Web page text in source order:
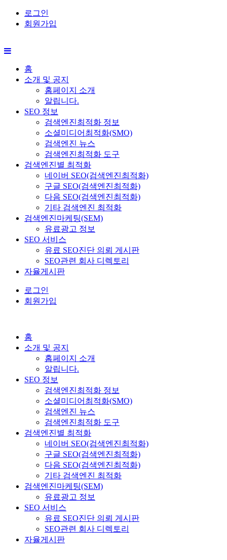
로그인
회원가입
홈
소개 및 공지
홈페이지 소개
알립니다.
SEO 정보
검색엔진최적화 정보
소셜미디어최적화(SMO)
검색엔진 뉴스
검색엔진최적화 도구
검색엔진별 최적화
네이버 SEO(검색엔진최적화)
구글 SEO(검색엔진최적화)
다음 SEO(검색엔진최적화)
기타 검색엔진 최적화
검색엔진마케팅(SEM)
유료광고 정보
SEO 서비스
유료 SEO진단 의뢰 게시판
SEO관련 회사 디렉토리
자율게시판
로그인
회원가입
홈
소개 및 공지
홈페이지 소개
알립니다.
SEO 정보
검색엔진최적화 정보
소셜미디어최적화(SMO)
검색엔진 뉴스
검색엔진최적화 도구
검색엔진별 최적화
네이버 SEO(검색엔진최적화)
구글 SEO(검색엔진최적화)
다음 SEO(검색엔진최적화)
기타 검색엔진 최적화
검색엔진마케팅(SEM)
유료광고 정보
SEO 서비스
유료 SEO진단 의뢰 게시판
SEO관련 회사 디렉토리
자율게시판